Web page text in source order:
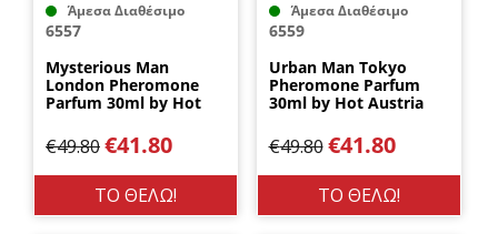
Άμεσα Διαθέσιμο
6557
Mysterious Man
London Pheromone
Parfum 30ml by Hot
€49.80€41.80
ΤΟ ΘΕΛΩ!
Άμεσα Διαθέσιμο
6559
Urban Man Tokyo
Pheromone Parfum
30ml by Hot Austria
€49.80 €41.80
ΤΟ ΘΕΛΩ!